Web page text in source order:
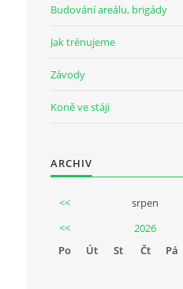
Budování areálu, brigády
Jak trénujeme
Závody
Koně ve stáji
ARCHIV
<< srpen
<<
2026
Po
Út St Čt Pá